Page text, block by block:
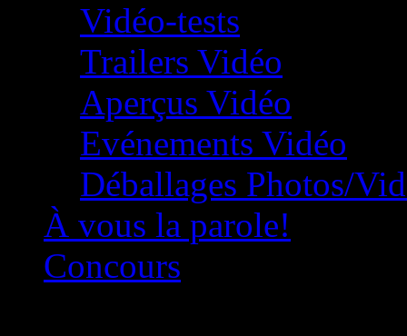
Vidéo-tests
Trailers Vidéo
Aperçus Vidéo
Evénements Vidéo
Déballages Photos/
À vous la parole!
Concours